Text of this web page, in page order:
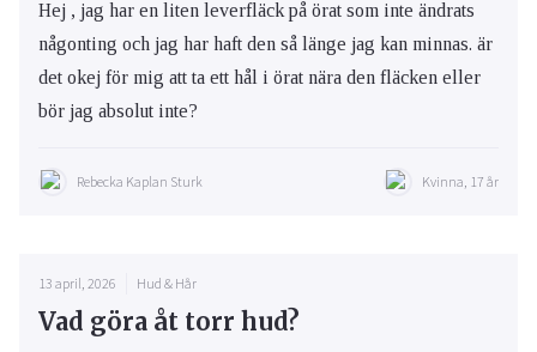
Hej , jag har en liten leverfläck på örat som inte ändrats
någonting och jag har haft den så länge jag kan minnas. är
det okej för mig att ta ett hål i örat nära den fläcken eller
bör jag absolut inte?
Rebecka Kaplan Sturk Kvinna, 17 år
13 april, 2026 Hud & Hår
Vad göra åt torr hud?